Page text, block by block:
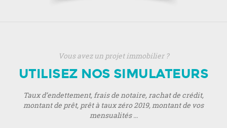
Vous avez un projet immobilier ?
UTILISEZ NOS SIMULATEURS
Taux d’endettement, frais de notaire, rachat de crédit,
montant de prêt, prêt à taux zéro 2019, montant de vos
mensualités ...